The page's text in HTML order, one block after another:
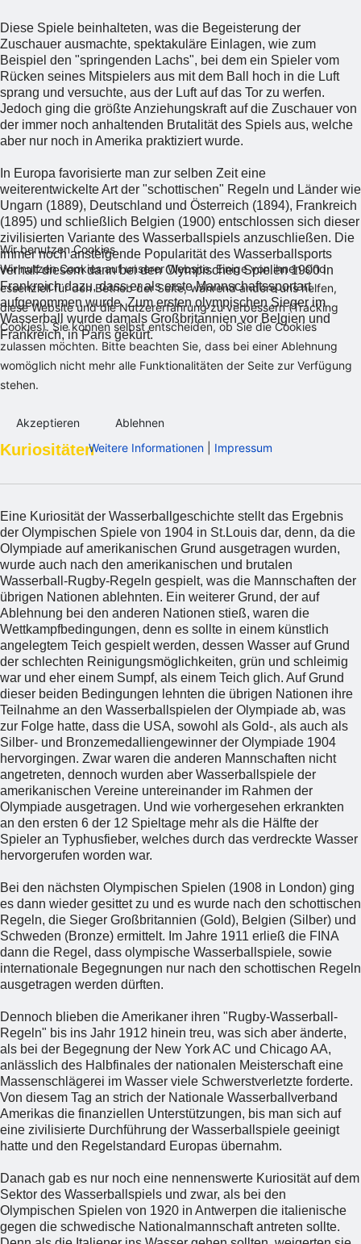
Diese Spiele beinhalteten, was die Begeisterung der
Zuschauer ausmachte, spektakuläre Einlagen, wie zum
Beispiel den "springenden Lachs", bei dem ein Spieler vom
Rücken seines Mitspielers aus mit dem Ball hoch in die Luft
sprang und versuchte, aus der Luft auf das Tor zu werfen.
Jedoch ging die größte Anziehungskraft auf die Zuschauer von
der immer noch anhaltenden Brutalität des Spiels aus, welche
aber nur noch in Amerika praktiziert wurde.
In Europa favorisierte man zur selben Zeit eine
weiterentwickelte Art der "schottischen" Regeln und Länder wie
Ungarn (1889), Deutschland und Österreich (1894), Frankreich
(1895) und schließlich Belgien (1900) entschlossen sich dieser
zivilisierten Variante des Wasserballspiels anzuschließen. Die
immer noch ansteigende Popularität des Wasserballsports
verhalf diesem dann bei den Olympischen Spielen 1900 in
Frankreich dazu, dass er als erste Mannschaftssportart
aufgenommen wurde. Zum ersten olympischen Sieger im
Wasserball wurde damals Großbritannien vor Belgien und
Frankreich, in Paris gekürt.
Kuriositäten
Eine Kuriosität der Wasserballgeschichte stellt das Ergebnis
der Olympischen Spiele von 1904 in St.Louis dar, denn, da die
Olympiade auf amerikanischen Grund ausgetragen wurden,
wurde auch nach den amerikanischen und brutalen
Wasserball-Rugby-Regeln gespielt, was die Mannschaften der
übrigen Nationen ablehnten. Ein weiterer Grund, der auf
Ablehnung bei den anderen Nationen stieß, waren die
Wettkampfbedingungen, denn es sollte in einem künstlich
angelegtem Teich gespielt werden, dessen Wasser auf Grund
der schlechten Reinigungsmöglichkeiten, grün und schleimig
war und eher einem Sumpf, als einem Teich glich. Auf Grund
dieser beiden Bedingungen lehnten die übrigen Nationen ihre
Teilnahme an den Wasserballspielen der Olympiade ab, was
zur Folge hatte, dass die USA, sowohl als Gold-, als auch als
Silber- und Bronzemedalliengewinner der Olympiade 1904
hervorgingen. Zwar waren die anderen Mannschaften nicht
angetreten, dennoch wurden aber Wasserballspiele der
amerikanischen Vereine untereinander im Rahmen der
Olympiade ausgetragen. Und wie vorhergesehen erkrankten
an den ersten 6 der 12 Spieltage mehr als die Hälfte der
Spieler an Typhusfieber, welches durch das verdreckte Wasser
hervorgerufen worden war.
Bei den nächsten Olympischen Spielen (1908 in London) ging
es dann wieder gesittet zu und es wurde nach den schottischen
Regeln, die Sieger Großbritannien (Gold), Belgien (Silber) und
Schweden (Bronze) ermittelt. Im Jahre 1911 erließ die FINA
dann die Regel, dass olympische Wasserballspiele, sowie
internationale Begegnungen nur nach den schottischen Regeln
ausgetragen werden dürften.
Dennoch blieben die Amerikaner ihren "Rugby-Wasserball-
Regeln" bis ins Jahr 1912 hinein treu, was sich aber änderte,
als bei der Begegnung der New York AC und Chicago AA,
anlässlich des Halbfinales der nationalen Meisterschaft eine
Massenschlägerei im Wasser viele Schwerstverletzte forderte.
Von diesem Tag an strich der Nationale Wasserballverband
Amerikas die finanziellen Unterstützungen, bis man sich auf
eine zivilisierte Durchführung der Wasserballspiele geeinigt
hatte und den Regelstandard Europas übernahm.
Danach gab es nur noch eine nennenswerte Kuriosität auf dem
Sektor des Wasserballspiels und zwar, als bei den
Olympischen Spielen von 1920 in Antwerpen die italienische
gegen die schwedische Nationalmannschaft antreten sollte.
Wir benutzen Cookies
Wir nutzen Cookies auf unserer Website. Einige von ihnen sind
essenziell für den Betrieb der Seite, während andere uns helfen,
diese Website und die Nutzererfahrung zu verbessern (Tracking
Cookies). Sie können selbst entscheiden, ob Sie die Cookies
zulassen möchten. Bitte beachten Sie, dass bei einer Ablehnung
womöglich nicht mehr alle Funktionalitäten der Seite zur Verfügung
stehen.
Akzeptieren
Ablehnen
Weitere Informationen
Impressum